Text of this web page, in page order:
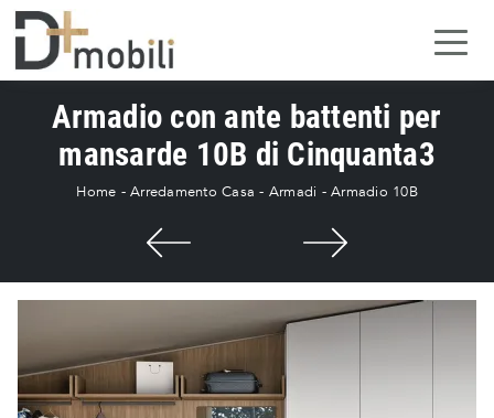
Armadio con ante battenti per
mansarde 10B di Cinquanta3
Home - Arredamento Casa - Armadi - Armadio 10B